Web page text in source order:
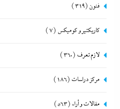
فنون (319)
كاريكتير و كوميكس (7)
لازم تعرف (360)
مركز دراسات (186)
مقالات و أراء (563)